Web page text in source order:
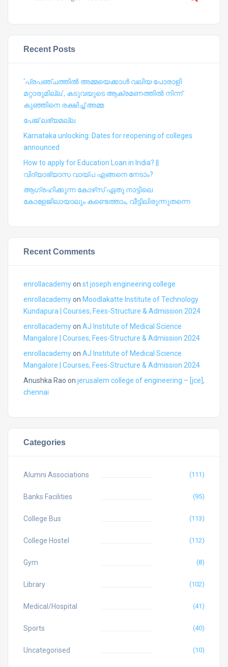
Recent Posts
‘പ്രപഞ്ചത്തില്‍ അമ്മയെക്കാള്‍ വലിയ പോരാളി
മറ്റാരുമില്ല’, കടുവയുടെ ആക്രമണത്തില്‍ നിന്ന്
കുഞ്ഞിനെ രക്ഷിച്ച് അമ്മ
പേജ് ലഭ്യമല്ല
Karnataka unlocking: Dates for reopening of colleges
announced
How to apply for Education Loan in India? ||
വിദ്യാഭ്യാസ വായ്പ എങ്ങനെ നേടാം?
ആഗ്രഹിക്കുന്ന കോഴ്‍സ് ഏതു നാട്ടിലെ
കോളേജിലായാലും കണ്ടെത്താം, വീട്ടിലിരുന്നുതന്നെ
Recent Comments
enrollacademyon st joseph engineering college
enrollacademyon Moodlakatte Institute of Technology
Kundapura | Courses, Fees-Structure & Admission 2024
enrollacademyon AJ Institute of Medical Science
Mangalore | Courses, Fees-Structure & Admission 2024
enrollacademyon AJ Institute of Medical Science
Mangalore | Courses, Fees-Structure & Admission 2024
Anushka Rao on jerusalem college of engineering – [jce],
chennai
Categories
Alumni Associations (111)
Banks Facilities (95)
College Bus (113)
College Hostel (112)
Gym (8)
Library (102)
Medical/Hospital (41)
Sports (40)
Uncategorised (10)